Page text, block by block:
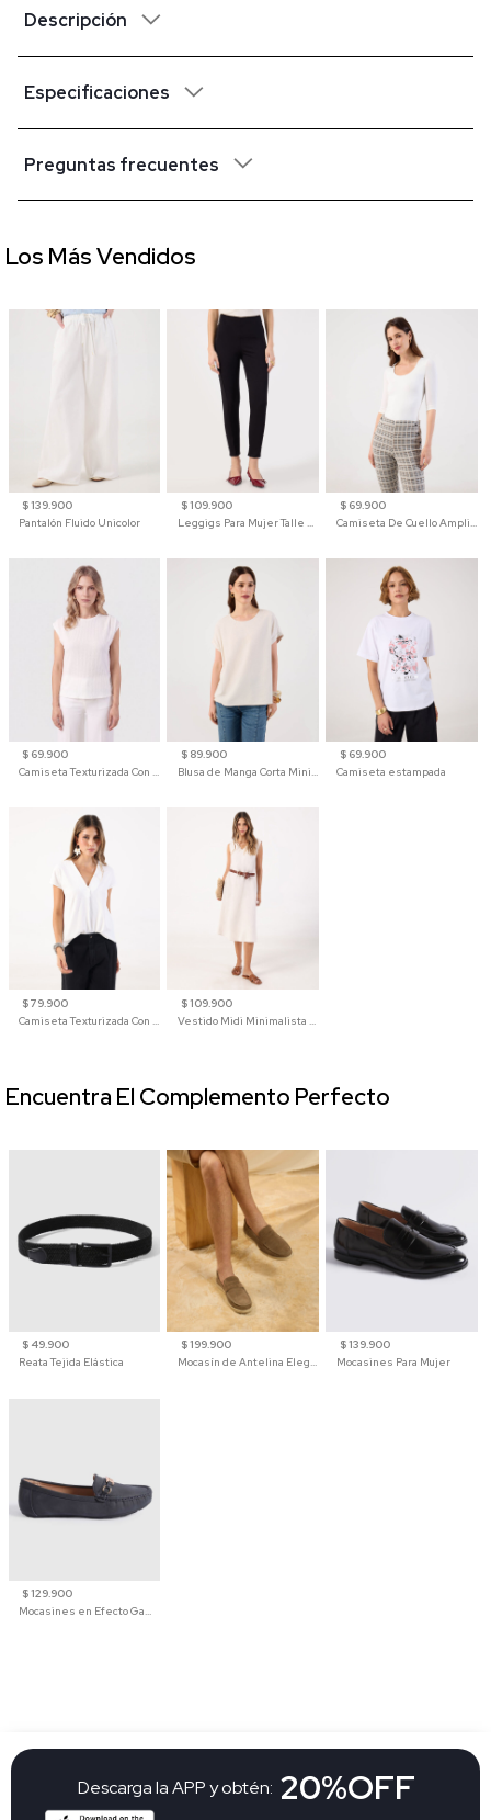
Descripción
Especificaciones
Preguntas frecuentes
$ 139.900
Pantalón Fluido Unicolor
$ 109.900
$ 69.900
$ 69.900
$ 89.900
$ 69.900
Camiseta estampada
$ 79.900
$ 109.900
Los Más Vendidos
$ 49.900
Reata Tejida Elástica
$ 199.900
Mocasín de Antelina Elegante con Suela de Contraste Para Hombre
$ 139.900
Mocasines Para Mujer
$ 129.900
Mocasines en Efecto Gamuzado Para Mujer
Encuentra El Complemento Perfecto
Descarga la APP y obtén: 20%OFF